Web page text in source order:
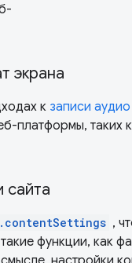
экрана
к записи
платформы, таких
сайта
,
функции, как